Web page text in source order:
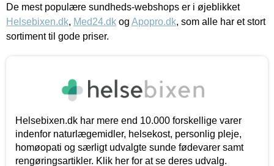
De mest populære sundheds-webshops er i øjeblikket
Helsebixen.dk, Med24.dk og Apopro.dk, som alle har et stort
sortiment til gode priser.
Helsebixen.dk har mere end 10.000 forskellige varer
indenfor naturlægemidler, helsekost, personlig pleje,
homøopati og særligt udvalgte sunde fødevarer samt
rengøringsartikler. Klik her for at se deres udvalg.